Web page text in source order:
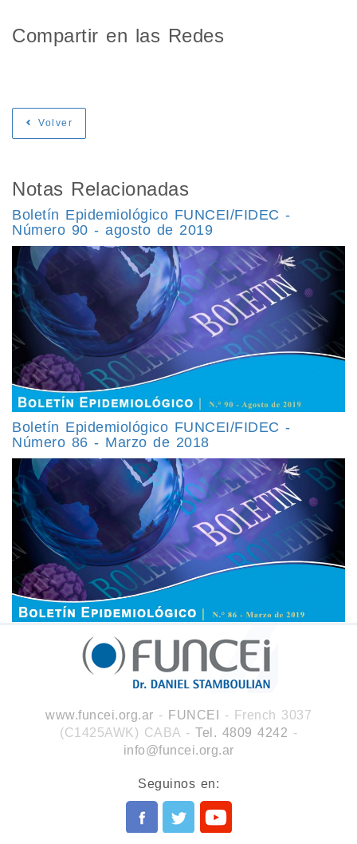
Compartir en las Redes
Volver
Notas Relacionadas
Boletín Epidemiológico FUNCEI/FIDEC -
Número 90 - agosto de 2019
Boletín Epidemiológico FUNCEI/FIDEC -
Número 86 - Marzo de 2018
www.funcei.org.ar - FUNCEI
- French 3037
(C1425AWK) CABA - Tel. 4809 4242 -
info@funcei.org.ar
Seguinos en: